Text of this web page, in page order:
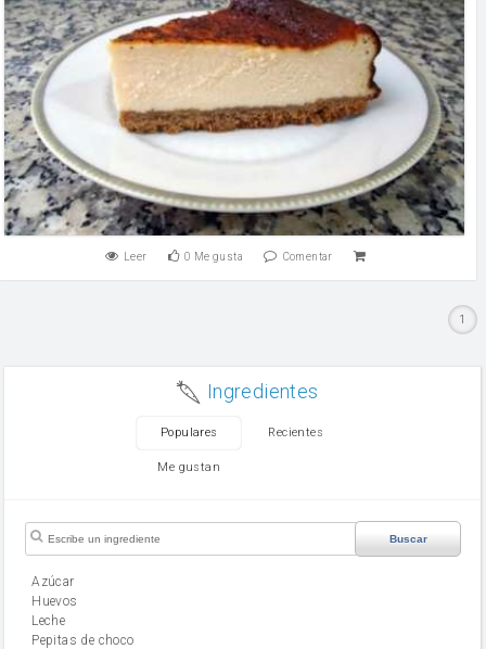
Leer 0 Me gusta Comentar
1
Ingredientes
Populares Recientes
Me gustan
Buscar
Azúcar
huevos
leche
Pepitas de choco